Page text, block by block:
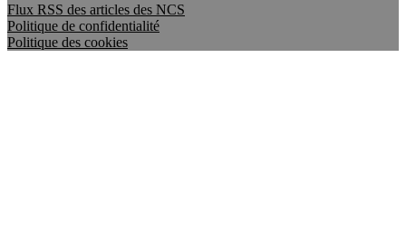
Flux RSS des articles des NCS
Politique de confidentialité
Politique des cookies